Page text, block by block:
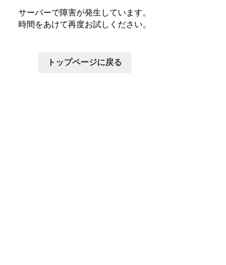
サーバーで障害が発生しています。
時間をあけて再度お試しください。
トップページに戻る